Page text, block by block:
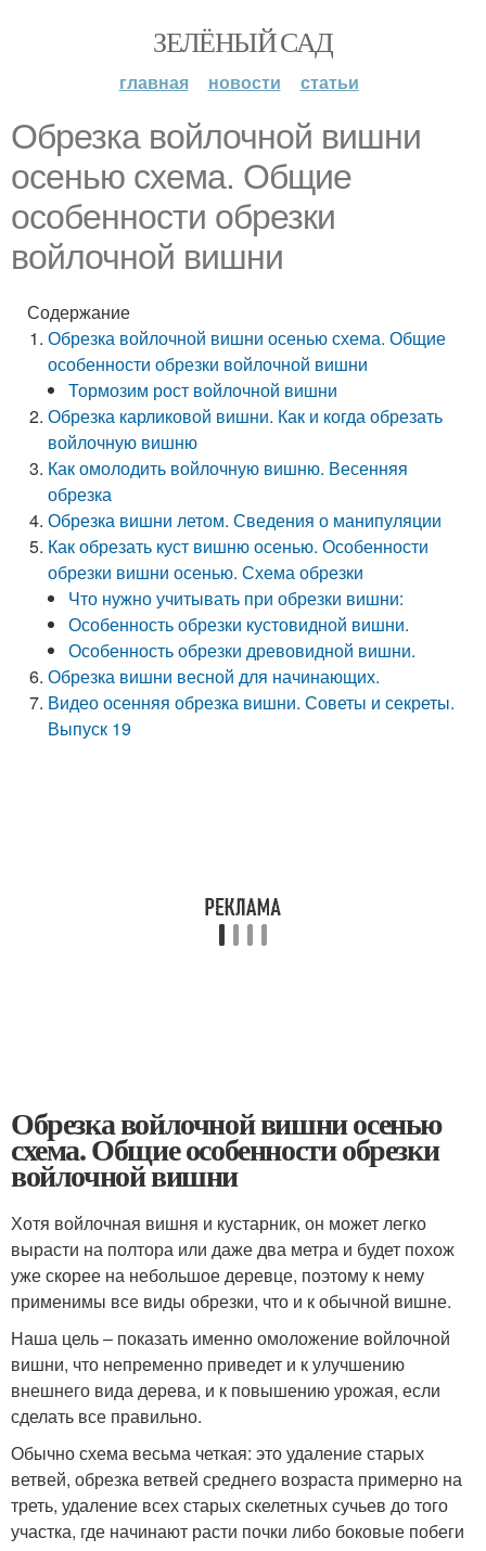
ЗЕЛЁНЫЙ САД
главная новости статьи
Обрезка войлочной вишни
осенью схема. Общие
особенности обрезки
войлочной вишни
Содержание
Обрезка войлочной вишни осенью схема. Общие
особенности обрезки войлочной вишни
Тормозим рост войлочной вишни
Обрезка карликовой вишни. Как и когда обрезать
войлочную вишню
Как омолодить войлочную вишню. Весенняя
обрезка
Обрезка вишни летом. Сведения о манипуляции
Как обрезать куст вишню осенью. Особенности
обрезки вишни осенью. Схема обрезки
Что нужно учитывать при обрезки вишни:
Особенность обрезки кустовидной вишни.
Особенность обрезки древовидной вишни.
Обрезка вишни весной для начинающих.
Видео осенняя обрезка вишни. Советы и секреты.
Выпуск 19
Обрезка войлочной вишни осенью
схема. Общие особенности обрезки
войлочной вишни
Хотя войлочная вишня и кустарник, он может легко
вырасти на полтора или даже два метра и будет похож
уже скорее на небольшое деревце, поэтому к нему
применимы все виды обрезки, что и к обычной вишне.
Наша цель – показать именно омоложение войлочной
вишни, что непременно приведет и к улучшению
внешнего вида дерева, и к повышению урожая, если
сделать все правильно.
Обычно схема весьма четкая: это удаление старых
ветвей, обрезка ветвей среднего возраста примерно на
треть, удаление всех старых скелетных сучьев до того
участка, где начинают расти почки либо боковые побеги